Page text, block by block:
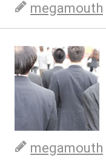
megamouth
megamouth